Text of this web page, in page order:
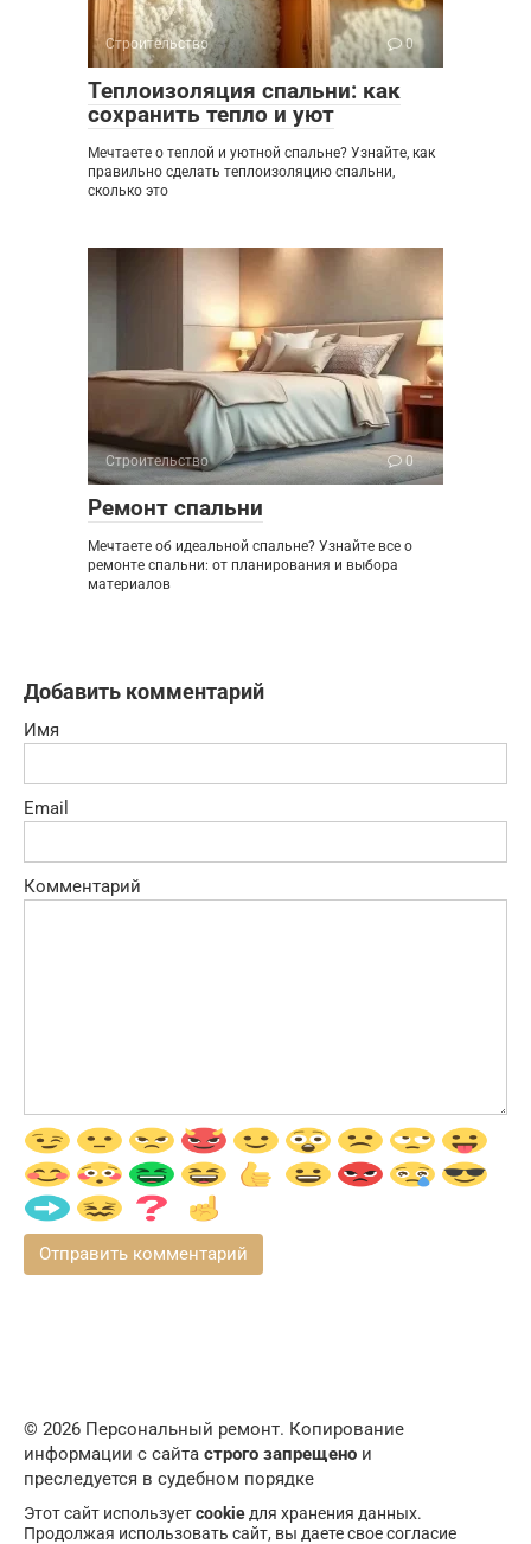
Строительство 0
Теплоизоляция спальни: как
сохранить тепло и уют
Мечтаете о теплой и уютной спальне? Узнайте, как
правильно сделать теплоизоляцию спальни,
сколько это
Строительство 0
Ремонт спальни
Мечтаете об идеальной спальне? Узнайте все о
ремонте спальни: от планирования и выбора
материалов
Добавить комментарий
Имя
Email
Комментарий
© 2026 Персональный ремонт. Копирование
информации с сайта строго запрещено и
преследуется в судебном порядке
Этот сайт используетcookie для хранения данных.
Продолжая использовать сайт, вы даете свое согласие